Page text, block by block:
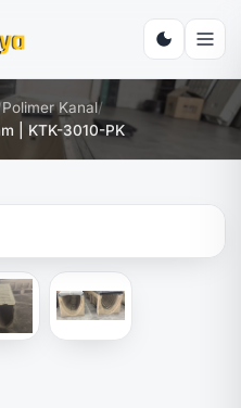
Polimer Kanal/
| KTK-3010-PK